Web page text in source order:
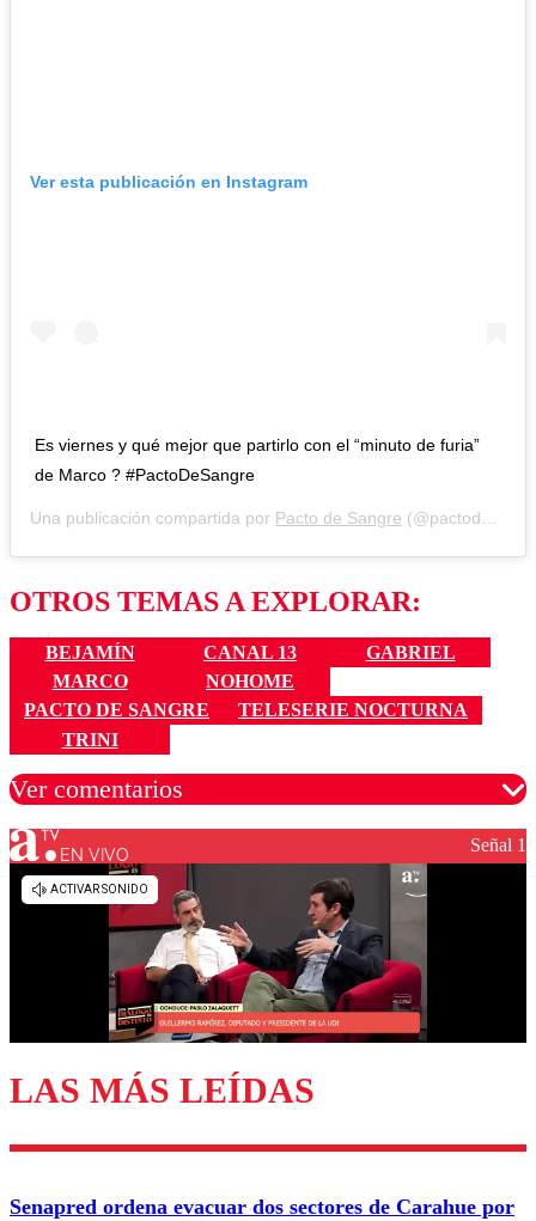
Ver esta publicación en Instagram
Es viernes y qué mejor que partirlo con el “minuto de furia”
de Marco ? #PactoDeSangre
Una publicación compartida por Pacto de Sangre (@pactodesangre13) el
OTROS TEMAS A EXPLORAR:
BEJAMÍN CANAL 13
GABRIEL
MARCO
NOHOME
PACTO DE SANGRE
TELESERIE NOCTURNA
TRINI
Ver comentarios
Los comentarios son moderados para garantizar un
diálogo respetuoso.
Enviar comentario
EN VIVO Señal 1
LAS MÁS LEÍDAS
Senapred ordena evacuar dos sectores de Carahue por